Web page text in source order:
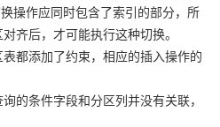
操作应同时包含了索引的部分，所
齐后，才可能执行这种切换。
都添加了约束，相应的插入操作的
的条件字段和分区列并没有关联，